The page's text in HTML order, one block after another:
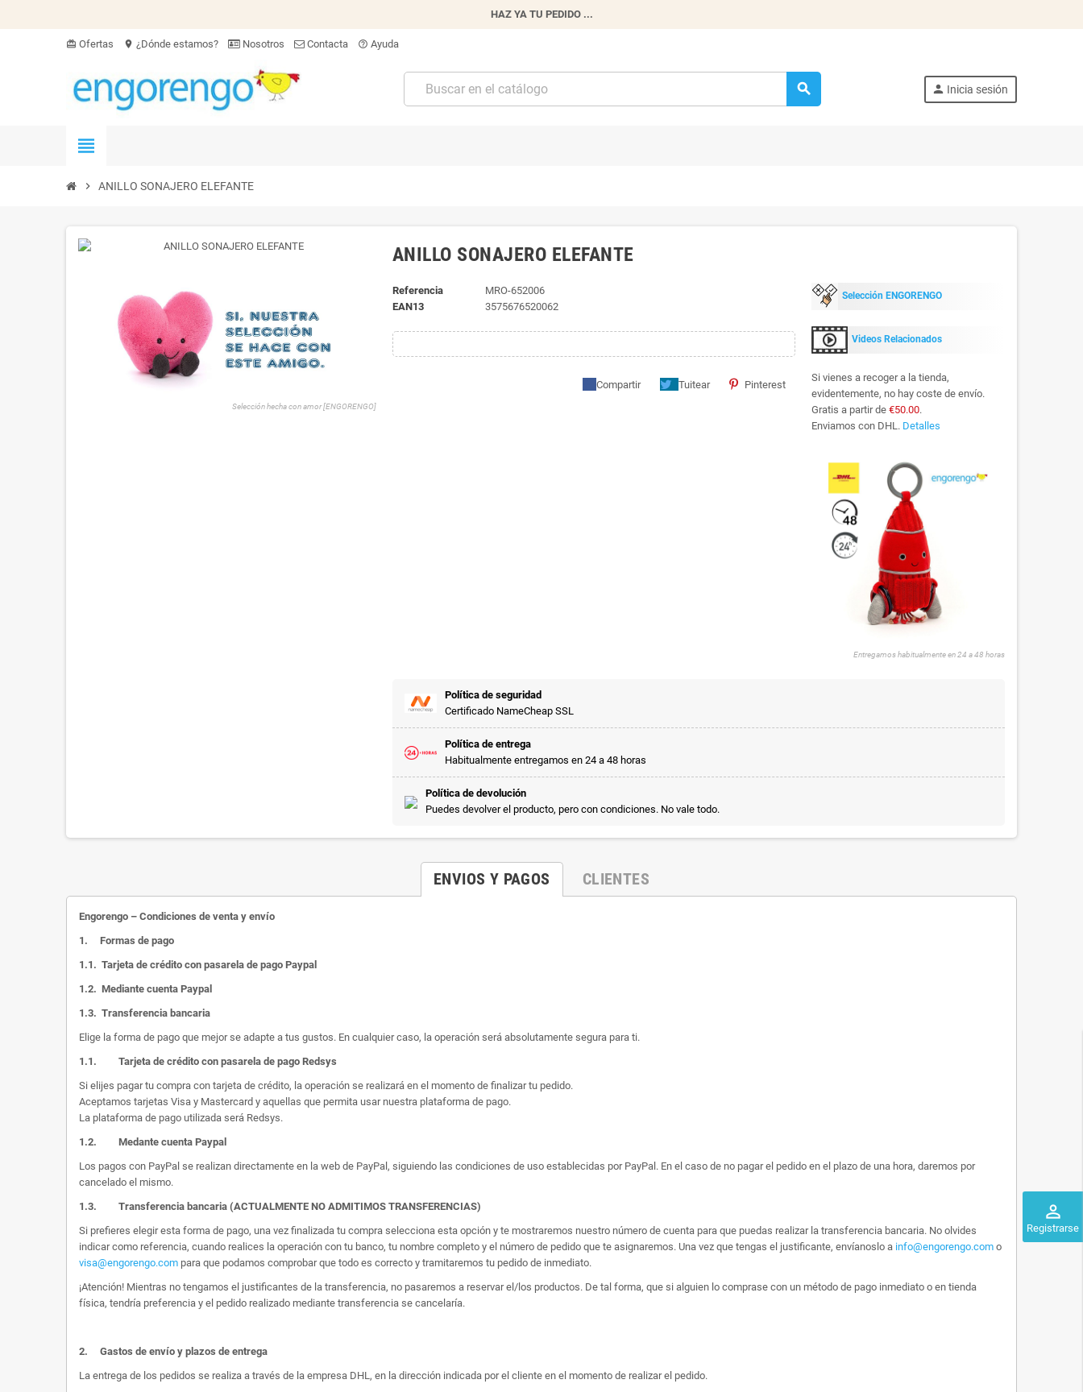
HAZ YA TU PEDIDO ...
card_giftcard Ofertas location_on ¿Dónde estamos? Nosotros Contacta help_outline Ayuda
search person Inicia sesión
perm_identity
Registrarse
view_headline
chevron_right ANILLO SONAJERO ELEFANTE
Selección hecha con amor [ENGORENGO]
ANILLO SONAJERO ELEFANTE
Referencia
MRO-652006
EAN13
3575676520062
Compartir Tuitear Pinterest
Selección ENGORENGO
Videos Relacionados
Si vienes a recoger a la tienda,
evidentemente, no hay coste de envío.
Gratis a partir de €50.00.
Enviamos con DHL. Detalles
Entregamos habitualmente en 24 a 48 horas
Política de seguridad
Certificado NameCheap SSL
Política de entrega
Habitualmente entregamos en 24 a 48 horas
Política de devolución
Puedes devolver el producto, pero con condiciones. No vale todo.
ENVIOS Y PAGOS CLIENTES
Engorengo – Condiciones de venta y envío
1. Formas de pago
1.1. Tarjeta de crédito con pasarela de pago Paypal
1.2. Mediante cuenta Paypal
1.3. Transferencia bancaria
Elige la forma de pago que mejor se adapte a tus gustos. En cualquier caso, la operación será absolutamente segura para ti.
1.1. Tarjeta de crédito con pasarela de pago Redsys
Si elijes pagar tu compra con tarjeta de crédito, la operación se realizará en el momento de finalizar tu pedido.
Aceptamos tarjetas Visa y Mastercard y aquellas que permita usar nuestra plataforma de pago.
La plataforma de pago utilizada será Redsys.
1.2. Medante cuenta Paypal
Los pagos con PayPal se realizan directamente en la web de PayPal, siguiendo las condiciones de uso establecidas por PayPal. En el caso de no pagar el pedido en el plazo de una hora, daremos por
cancelado el mismo.
1.3. Transferencia bancaria (ACTUALMENTE NO ADMITIMOS TRANSFERENCIAS)
Si prefieres elegir esta forma de pago, una vez finalizada tu compra selecciona esta opción y te mostraremos nuestro número de cuenta para que puedas realizar la transferencia bancaria. No olvides
indicar como referencia, cuando realices la operación con tu banco, tu nombre completo y el número de pedido que te asignaremos. Una vez que tengas el justificante, envíanoslo a info@engorengo.com o
visa@engorengo.com para que podamos comprobar que todo es correcto y tramitaremos tu pedido de inmediato.
¡Atención! Mientras no tengamos el justificantes de la transferencia, no pasaremos a reservar el/los productos. De tal forma, que si alguien lo comprase con un método de pago inmediato o en tienda
física, tendría preferencia y el pedido realizado mediante transferencia se cancelaría.
2. Gastos de envío y plazos de entrega
La entrega de los pedidos se realiza a través de la empresa DHL, en la dirección indicada por el cliente en el momento de realizar el pedido.